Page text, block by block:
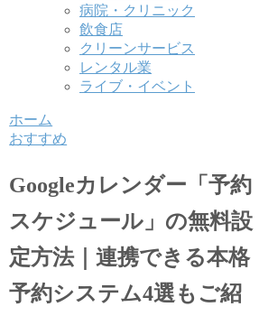
病院・クリニック
飲食店
クリーンサービス
レンタル業
ライブ・イベント
ホーム
おすすめ
Googleカレンダー「予約
スケジュール」の無料設
定方法｜連携できる本格
予約システム4選もご紹